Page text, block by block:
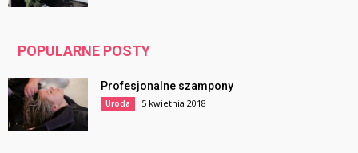
POPULARNE POSTY
Profesjonalne szampony
Uroda 5 kwietnia 2018